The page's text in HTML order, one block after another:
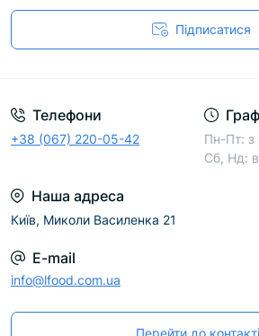
Підписатися
Телефони
+38 (067) 220-05-42
Пн-Пт: з
Сб, Нд:
Наша адреса
Київ, Миколи Василенка 21
E-mail
info@lfood.com.ua